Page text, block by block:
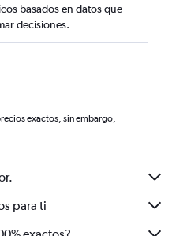
basados en datos que
decisiones.
exactos, sin embargo,
para ti